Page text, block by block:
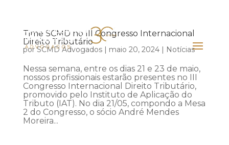
Time SCMD no III Congresso Internacional
Direito Tributário
porSCMD Advogados| maio 20, 2024| Notícias
Nessa semana, entre os dias 21 e 23 de maio,
nossos profissionais estarão presentes no III
Congresso Internacional Direito Tributário,
promovido pelo Instituto de Aplicação do
Tributo (IAT). No dia 21/05, compondo a Mesa
2 do Congresso, o sócio André Mendes
Moreira...